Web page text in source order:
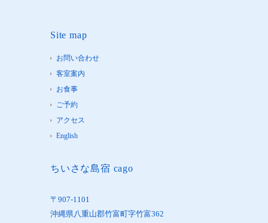
Site map
お問い合わせ
客室案内
お食事
ご予約
アクセス
English
ちいさな島宿 cago
〒907-1101
沖縄県八重山郡竹富町字竹富362